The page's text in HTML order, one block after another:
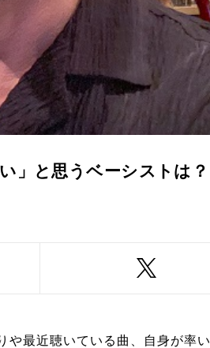
」と思うベーシストは？
や最近聴いている曲、自身が率